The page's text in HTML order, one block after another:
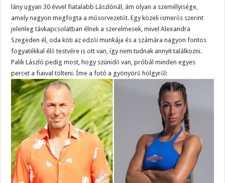
lány ugyan 30 évvel fiatalabb Lászlónál, ám olyan a személyisége,
amely nagyon megfogta a műsorvezetőt. Egy közeli ismerős szerint
jelenleg távkapcsolatban élnek a szerelmesek, mivel Alexandra
Szegeden él, oda köti az edzői munkája és a számára nagyon fontos
fogyatékkal élő testvére is ott van, így nem tudnak annyit találkozni.
Palik László pedig most, hogy szünidő van, próbál minden egyes
percet a fiaival tölteni. Íme a fotó a gyönyörű hölgyről: